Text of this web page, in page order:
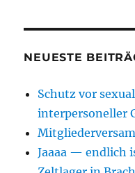
NEUESTE
Schutz vor
interpersoneller
Jaaaa — endlich